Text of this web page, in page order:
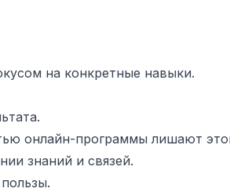
на конкретные навыки.
онлайн-программы лишают
знаний и связей.